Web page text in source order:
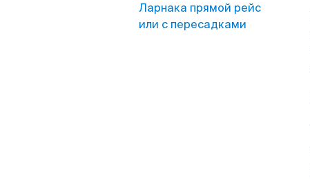
Ларнака прямой рейс
или с пересадками